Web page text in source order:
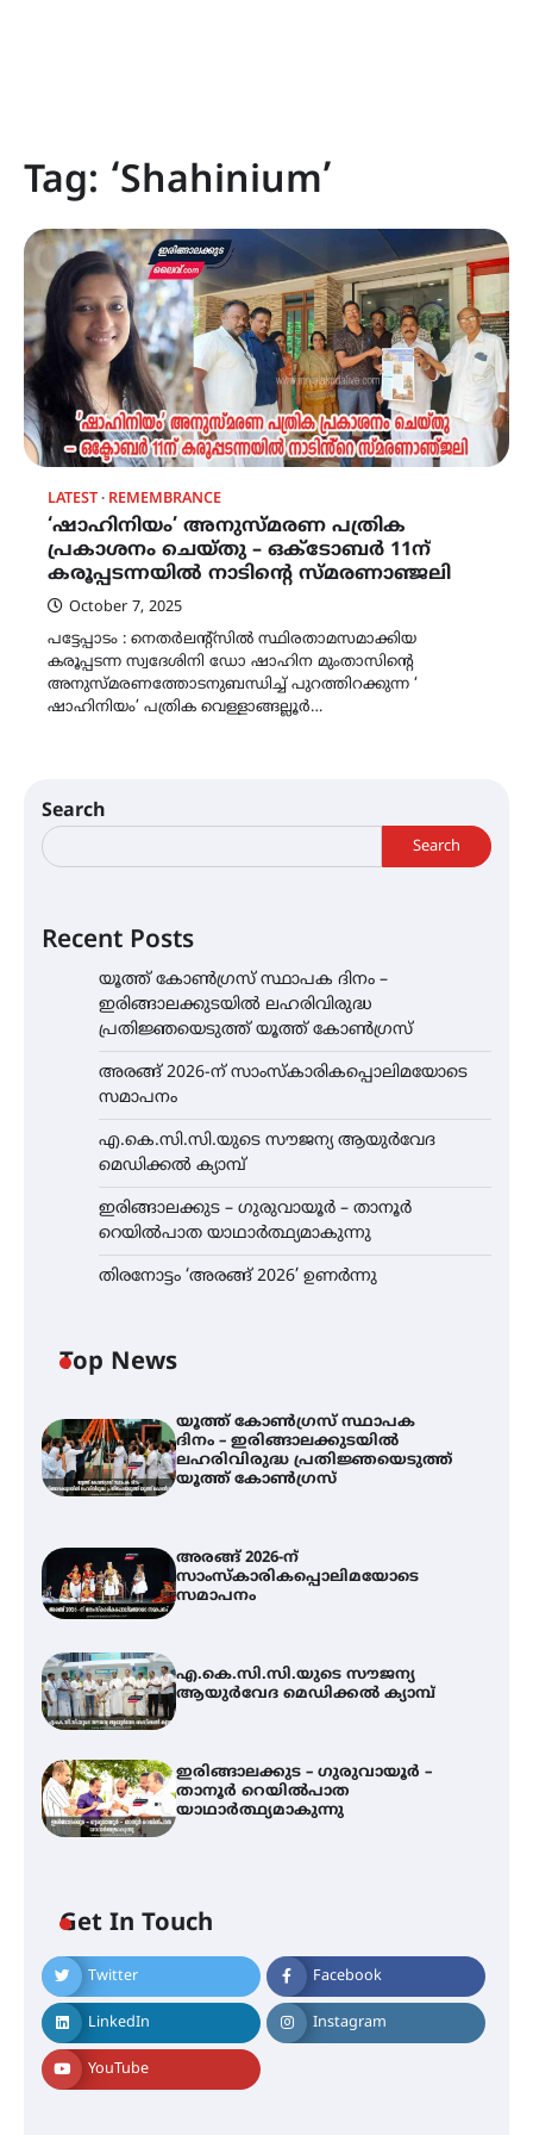
Tag: ‘Shahinium’
LATEST REMEMBRANCE
‘ഷാഹിനിയം’ അനുസ്മരണ പത്രിക
പ്രകാശനം ചെയ്തു – ഒക്ടോബർ 11ന്
കരൂപ്പടന്നയിൽ നാടിൻ്റെ സ്മരണാഞ്ജലി
October 7, 2025
പട്ടേപ്പാടം : നെതർലൻ്റ്സിൽ സ്ഥിരതാമസമാക്കിയ
കരൂപ്പടന്ന സ്വദേശിനി ഡോ ഷാഹിന മുംതാസിൻ്റെ
അനുസ്മരണത്തോടനുബന്ധിച്ച് പുറത്തിറക്കുന്ന ‘
ഷാഹിനിയം’ പത്രിക വെള്ളാങ്ങല്ലൂർ…
Search
Search
Recent Posts
യൂത്ത് കോൺഗ്രസ്‌ സ്ഥാപക ദിനം –
ഇരിങ്ങാലക്കുടയിൽ ലഹരിവിരുദ്ധ
പ്രതിജ്ഞയെടുത്ത് യൂത്ത് കോൺഗ്രസ്
അരങ്ങ് 2026-ന് സാംസ്കാരികപ്പൊലിമയോടെ
സമാപനം
എ.കെ.സി.സി.യുടെ സൗജന്യ ആയുർവേദ
മെഡിക്കൽ ക്യാമ്പ്
ഇരിങ്ങാലക്കുട – ഗുരുവായൂർ – താനൂർ
റെയിൽപാത യാഥാർത്ഥ്യമാകുന്നു
തിരനോട്ടം ‘അരങ്ങ് 2026’ ഉണർന്നു
Top News
യൂത്ത് കോൺഗ്രസ്‌ സ്ഥാപക
ദിനം – ഇരിങ്ങാലക്കുടയിൽ
ലഹരിവിരുദ്ധ പ്രതിജ്ഞയെടുത്ത്
യൂത്ത് കോൺഗ്രസ്
അരങ്ങ് 2026-ന്
സാംസ്കാരികപ്പൊലിമയോടെ
സമാപനം
എ.കെ.സി.സി.യുടെ സൗജന്യ
ആയുർവേദ മെഡിക്കൽ ക്യാമ്പ്
ഇരിങ്ങാലക്കുട – ഗുരുവായൂർ –
താനൂർ റെയിൽപാത
യാഥാർത്ഥ്യമാകുന്നു
Get In Touch
Twitter Facebook
LinkedIn Instagram
YouTube
അരങ്ങ് 2026-ന്
സാംസ്കാരികപ്പൊലിമയോടെ
സമാപനം